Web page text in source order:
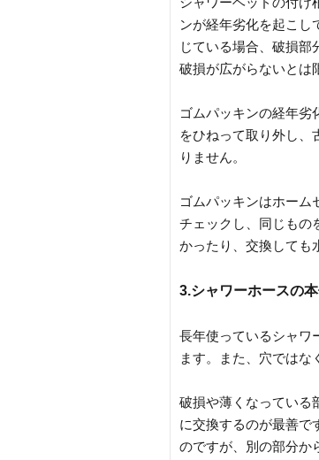
ンが経年劣化を起こし
じている場合、破損部
破損が広がらないとは
ゴムパッキンの経年劣
をひねって取り外し、
りません。
ゴムパッキンはホーム
チェックし、同じもの
かったり、交換しても
3.シャワーホースの
長年使っているシャワ
ます。また、穴ではな
破損や薄くなっている
に交換するのが最善で
のですが、別の部分か